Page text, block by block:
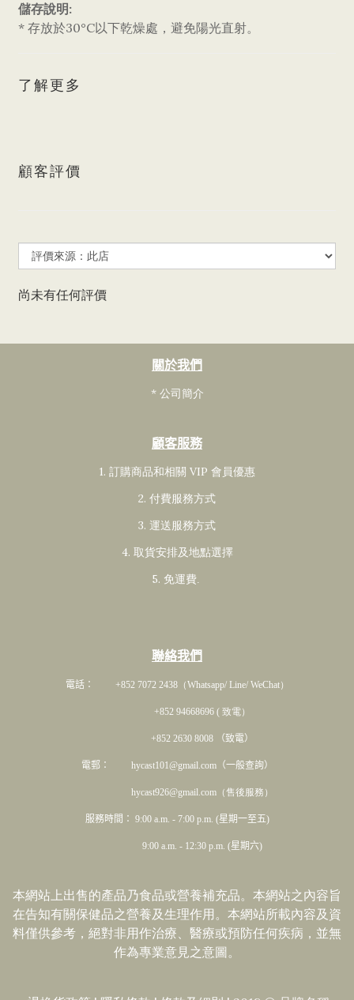
儲存說明:
* 存放於30°C以下乾燥處，避免陽光直射。
了解更多
顧客評價
尚未有任何評價
關於我們
* 公司簡介
顧客服務
1. 訂購商品和相關 VIP 會員優惠
2. 付費服務方式
3. 運送服務方式
4. 取貨安排及地點選擇
5. 免運費.
聯絡我們
電話： +852 7072 2438（Whatsapp/ Line/ WeChat）
+852 94668696 ( 致電）
+852 2630 8008 （致電）
電郵： hycast101@gmail.com（一般查詢）
hycast926@gmail.com（售後服務）
服務時間： 9:00 a.m. - 7:00 p.m. (星期一至五)
9:00 a.m. - 12:30 p.m. (星期六)
本網站上出售的產品乃食品或營養補充品。本網站之內容旨
在告知有關保健品之營養及生理作用。本網站所載內容及資
料僅供參考，絕對非用作治療、醫療或預防任何疾病，並無
作為專業意見之意圖。